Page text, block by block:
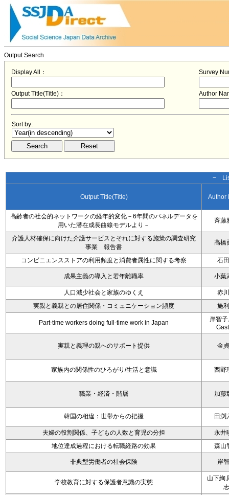
Output Search
Display All： Survey
Output Title(Title)： Author
Sort by:
−
Output Title(Title) Author
高齢者の社会的ネットワークの経年的変化－6年間のパネルデータを
用いた潜在成長曲線モデルより－
斉藤
介護人材確保に向けた介護サービスとそれに対する施策の調査研究
事業 報告書
高橋
コンビニエンスストアの利用頻度と消費者属性に関する考察 石
成果主義の導入と若年離職率 小葉
人口減少社会と家族のゆくえ
赤
実親と義親との居住関係・コミュニケーション頻度
施
Part-time workers doing full-time work in Japan
岸智
実親と義理の親へのサポート提供 金
家族内の関係性のひろがり/生活と意識 西野
職業・経済・階層 加藤
韓国の相違：世帯からの把握 田渕
夫婦の役割関係、子どもの人数と育児の分担
永井
地位達成過程における転職経路の効果
森山
非典型労働者の社会保険 岸
学校教育に対する保護者意識の実態
山下絢,
志